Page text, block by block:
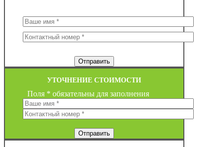
УТОЧНЕНИЕ СТОИМОСТИ
Поля * обязательны для заполнения